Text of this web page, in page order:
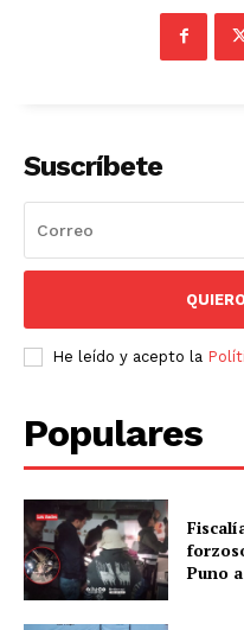
Diario los
Nosotros
Contacto
Prensa
Suscríbete
He leído y acepto la
Populares
Puno